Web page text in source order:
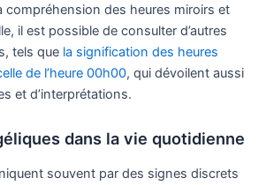
compréhension des heures miroirs et
il est possible de consulter d’autres
tels que la signification des heures
de l’heure 00h00, qui dévoilent aussi
et d’interprétations.
dans la vie quotidienne
souvent par des signes discrets